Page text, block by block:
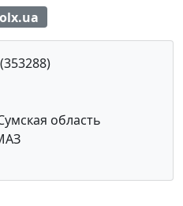
область